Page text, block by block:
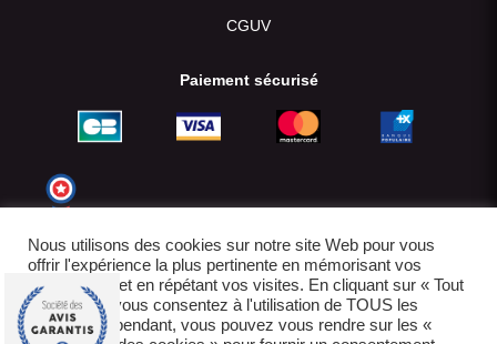
CGUV
Paiement sécurisé
Nous utilisons des cookies sur notre site Web pour vous
offrir l'expérience la plus pertinente en mémorisant vos
préférences et en répétant vos visites. En cliquant sur « Tout
accepter », vous consentez à l'utilisation de TOUS les
cookies. Cependant, vous pouvez vous rendre sur les «